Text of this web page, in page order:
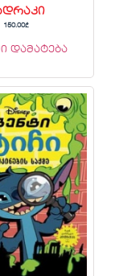
150.00₾
დამატება